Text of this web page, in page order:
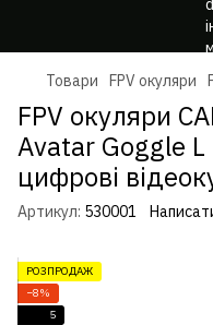
Товари FPV окуляри
FPV окуляри
Avatar Goggle
цифрові
Артикул: 530001
РОЗПРОДАЖ
−8%
5